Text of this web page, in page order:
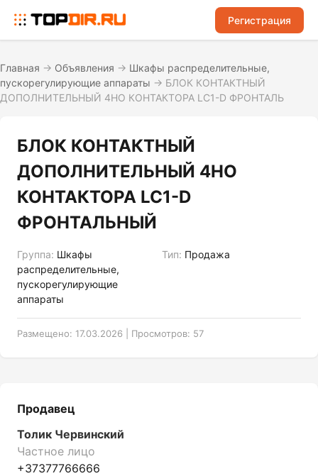
Регистрация
Главная → Объявления → Шкафы распределительные,
пускорегулирующие аппараты → БЛОК КОНТАКТНЫЙ
ДОПОЛНИТЕЛЬНЫЙ 4НО КОНТАКТОРА LC1-D ФРОНТАЛЬ
БЛОК КОНТАКТНЫЙ
ДОПОЛНИТЕЛЬНЫЙ 4НО
КОНТАКТОРА LC1-D
ФРОНТАЛЬНЫЙ
Группа: Шкафы
распределительные,
пускорегулирующие
аппараты
Тип: Продажа
Размещено: 17.03.2026 | Просмотров: 57
Продавец
Толик Червинский
Частное лицо
+37377766666